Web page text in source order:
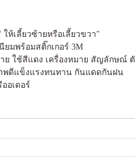
ห้เลี้ยวซ้ายหรือเลี้ยวขวา"
ยมพร้อมสติ๊กเกอร์ 3M
ย ใช้สีแดง เครื่องหมาย สัญลักษณ์
ดีแข็งแรงทนทาน กันแดดกันฝน
อเดอร์